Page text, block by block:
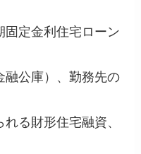
固定金利住宅ローン
融公庫）、勤務先の
る財形住宅融資、